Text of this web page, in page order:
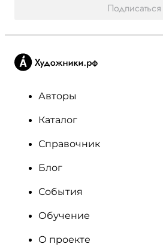
Подписаться
Авторы
Каталог
Справочник
Блог
События
Обучение
О проекте